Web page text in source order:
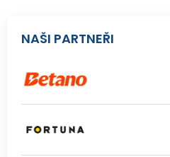
NAŠI PARTNEŘI